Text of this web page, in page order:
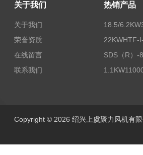
关于我们
关于我们
荣誉资质
在线留言
联系我们
热销产品
Copyright © 2026 绍兴上虞聚力风机有